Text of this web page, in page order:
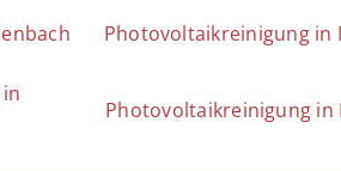
Photovoltaikreinigung in
Photovoltaikreinigung in